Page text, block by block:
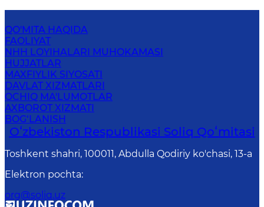
QO'MITA HAQIDA
FAOLIYAT
NHH LOYIHALARI MUHOKAMASI
HUJJATLAR
MAXFIYLIK SIYOSATI
DAVLAT XIZMATLARI
OCHIQ MA'LUMOTLAR
AXBOROT XIZMATI
BOG‘LANISH
Oʻzbekiston Respublikasi Soliq Qoʻmitasi
Toshkent shahri, 100011, Abdulla Qodiriy ko'chasi, 13-a
Elektron pochta:
org@soliq.uz